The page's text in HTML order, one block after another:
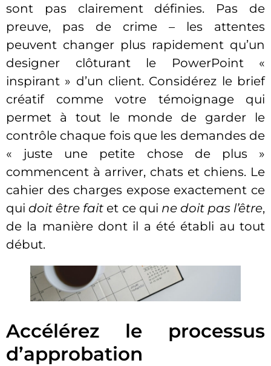
sont pas clairement définies. Pas de
preuve, pas de crime – les attentes
peuvent changer plus rapidement qu’un
designer clôturant le PowerPoint «
inspirant » d’un client. Considérez le brief
créatif comme votre témoignage qui
permet à tout le monde de garder le
contrôle chaque fois que les demandes de
« juste une petite chose de plus »
commencent à arriver, chats et chiens. Le
cahier des charges expose exactement ce
quidoit être fait et ce qui ne doit pas l’être,
de la manière dont il a été établi au tout
début.
Accélérez le processus
d’approbation